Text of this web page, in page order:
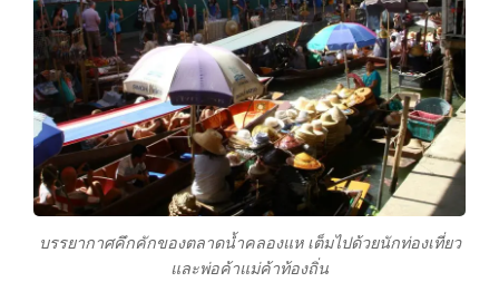
บรรยากาศคึกคักของตลาดน้ำคลองแห เต็มไปด้วยนักท่องเที่ยว
และพ่อค้าแม่ค้าท้องถิ่น